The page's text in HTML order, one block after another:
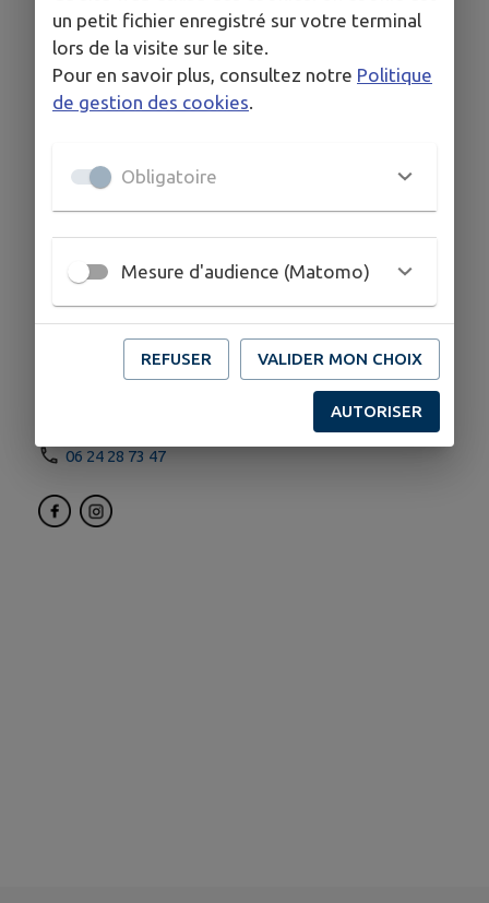
mains.
HORAIRES
9h-12h / 14h-18h
Samedi : 9h-12h
Sur rdv uniquement :
Samedi après-midi
COORDONNÉES
88 Av. du Général de Gaulle, 33190 Gironde-sur-
06 24 28 73 47
un petit fichier enregistré sur votre terminal
lors de la visite sur le site.
Pour en savoir plus, consultez notre Politique
de gestion des cookies
Obligatoire
Mesure d'audience (Matomo)
REFUSER VALIDER MON CHOIX
AUTORISER